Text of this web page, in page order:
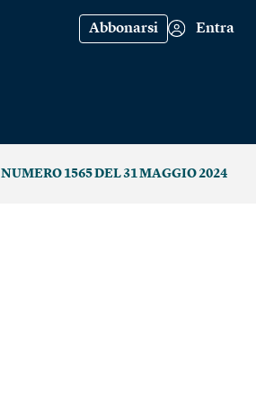
Abbonarsi Entra
NUMERO 1565 DEL 31 MAGGIO 2024